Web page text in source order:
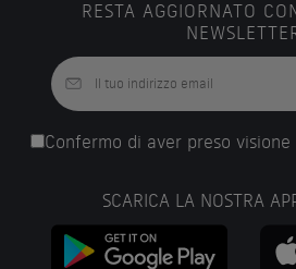
RESTA AGGIORNATO
Confermo di aver preso visione
SCARICA LA NOSTRA